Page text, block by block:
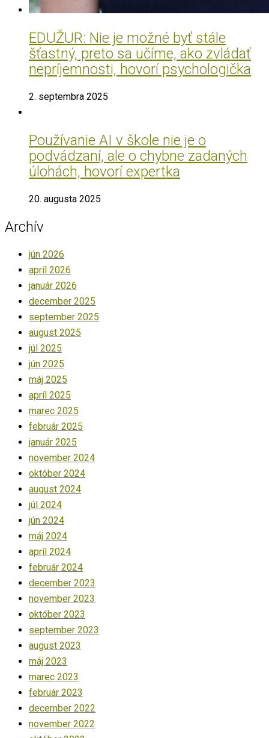
EDUŽUR: Nie je možné byť stále
šťastný, preto sa učíme, ako zvládať
nepríjemnosti, hovorí psychologička
2. septembra 2025
Používanie AI v škole nie je o
podvádzaní, ale o chybne zadaných
úlohách, hovorí expertka
20. augusta 2025
Archív
jún 2026
apríl 2026
január 2026
december 2025
september 2025
august 2025
júl 2025
jún 2025
máj 2025
apríl 2025
marec 2025
február 2025
január 2025
november 2024
október 2024
august 2024
júl 2024
jún 2024
máj 2024
apríl 2024
február 2024
december 2023
november 2023
október 2023
september 2023
august 2023
máj 2023
marec 2023
február 2023
december 2022
november 2022